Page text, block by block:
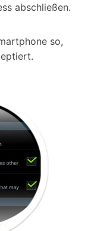
abschließen.
so,